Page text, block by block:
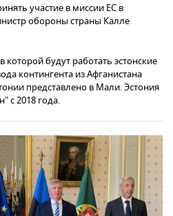
участие в миссии ЕС в
обороны страны Калле
будут работать эстонские
контингента из Афганистана
представлено в Мали. Эстония
с 2018 года.